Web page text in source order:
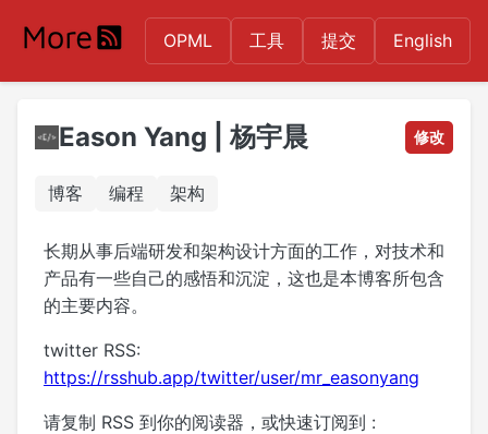
OPML 工具 提交 English
Eason Yang | 杨宇晨 修改
博客 编程 架构
长期从事后端研发和架构设计方面的工作，对技术和
产品有一些自己的感悟和沉淀，这也是本博客所包含
的主要内容。
twitter RSS:
https://rsshub.app/twitter/user/mr_easonyang
请复制 RSS 到你的阅读器，或快速订阅到 :